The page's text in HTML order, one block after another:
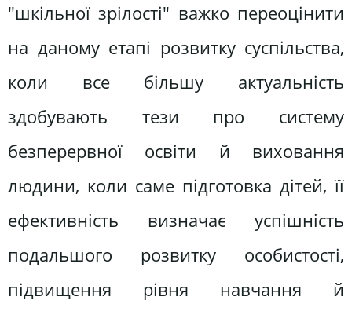
"шкільної зрілості" важко переоцінити
на даному етапі розвитку суспільства,
коли все більшу актуальність
здобувають тези про систему
безперервної освіти й виховання
людини, коли саме підготовка дітей, її
ефективність визначає успішність
подальшого розвитку особистості,
підвищення рівня навчання й